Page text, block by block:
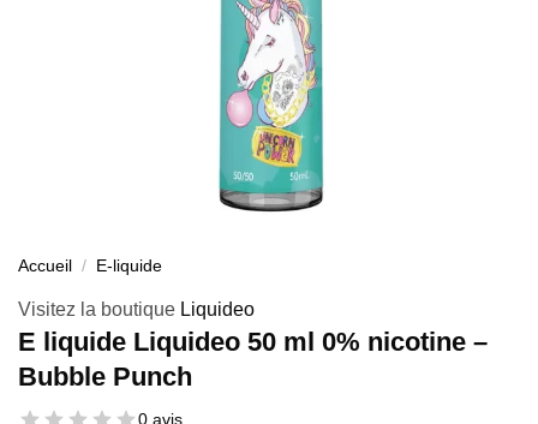
Accueil / E-liquide
Visitez la boutique Liquideo
E liquide Liquideo 50 ml 0% nicotine –
Bubble Punch
0 avis